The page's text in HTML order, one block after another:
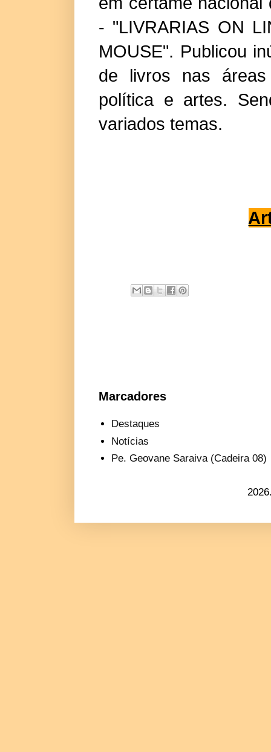
- "LIVRARIAS ON
MOUSE". Publicou
de livros nas
política e artes.
variados temas.
Marcadores
Destaques
Notícias
Pe. Geovane Saraiva (Cadeira 08)